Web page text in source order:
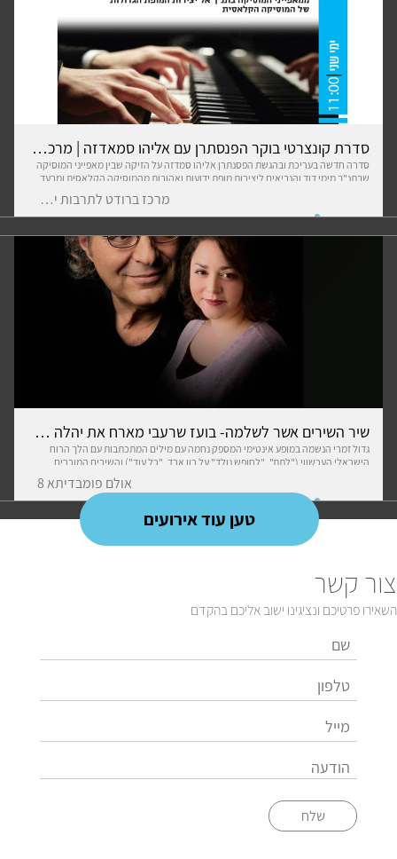
סדרת קונצרטי בוקר הפנסתרן עם אליהו סמאדזה | מרכז ברודט
סדרה חדשה בעריכת ובהגשת הפסנתרן אליהו סמדזה על הזיקה שבין מאפייני המוסיקה
שבתנ"ך מימי דוד והנביאים ליצירות מופת ידועות ואהובות מהמוסיקה הקלאסית ומבעד
לגדולי מלחיני הבארוק, באך, מוצרט ושופן. בין הנושאים שידונו במהלך הסידרה: איך
נולדות יצירות, מוסיקה מטה-מעלה ומעלה-מטה )מזמור לדוד ולדוד מזמור(, השראה אל
מול בניה רציונלית, הכוח התרפויטי של המוסיקה ועוד. ימי שני | 00:11 19.11.11 | 19.12.9 |
מרכז ברודט לתרבות יהודית
שיר השירים אשר לשלמה- בועז שרעבי מארח את יהלה לחמיש העתק
גדול זמרי הנשמה במופע אינטימי המספק נחמה עם מילים המתכתבות עם הלך הרוח
הישראלי העכשווי ("לתת", "לחופש נולד" על רון ארד, "כל עוד") והשירים המוכרים
והאהובים שהפכו לנכסי צאן ברזל במוזיקה הישראלית, לצד פיוטים ממסורת תימן ובלחנים
אולם פומבדיתא 8
טען עוד אירועים
צור קשר
השאירו פרטיכם ונציגינו ישוב אליכם בהקדם
שלח